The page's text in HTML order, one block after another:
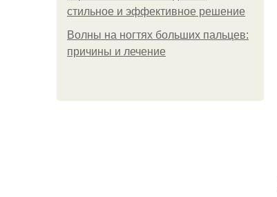
стильное и эффективное решение
Волны на ногтях больших пальцев:
причины и лечение